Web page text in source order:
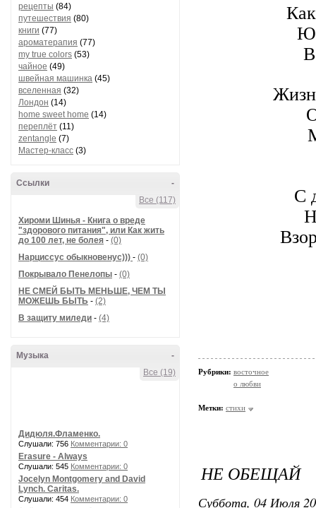
рецепты (84)
путешествия (80)
книги (77)
ароматерапия (77)
my true colors (53)
чайное (49)
швейная машинка (45)
вселенная (32)
Лондон (14)
home sweet home (14)
переплёт (11)
zentangle (7)
Мастер-класс (3)
-
Ссылки
Все (117)
Хироми Шинья - Книга о вреде
"здорового питания", или Как жить
до 100 лет, не болея - (0)
Нарциссус обыкновенус))) - (0)
Покрывало Пенелопы - (0)
НЕ СМЕЙ БЫТЬ МЕНЬШЕ, ЧЕМ ТЫ
МОЖЕШЬ БЫТЬ - (2)
В защиту миледи - (4)
-
Музыка
Все (19)
Дидюля.Фламенко.
Слушали: 756 Комментарии: 0
Erasure - Always
Слушали: 545 Комментарии: 0
Jocelyn Montgomery and David
Lynch. Caritas.
Слушали: 454 Комментарии: 0
С
Рубрики: восточное
о любви
Метки: стихи
НЕ ОБЕЩАЙ
Суббота, 04 Июля